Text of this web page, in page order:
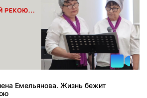
Емельянова. Жизнь бежит